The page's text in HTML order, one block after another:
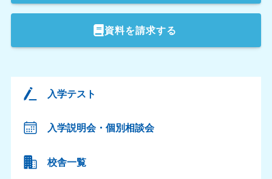
資料を請求する
入学テスト
入学説明会・個別相談会
校舎一覧